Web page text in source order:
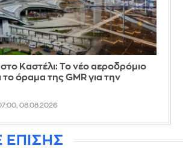
Καστέλι: Το νέο αεροδρόμιο
το όραμα της GMR για την
08.08.2026
ΕΠΙΣΗΣ